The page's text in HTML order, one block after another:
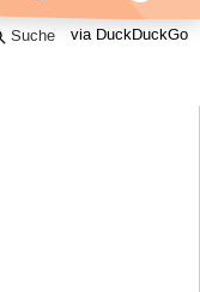
via DuckDuckGo